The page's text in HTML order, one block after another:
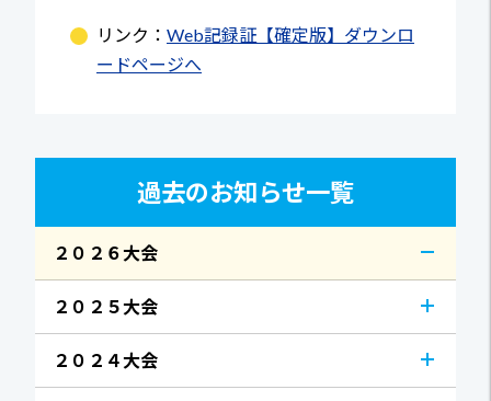
リンク： Web記録証【確定版】ダウンロ
ードページへ
過去のお知らせ一覧
２０２６大会
２０２５大会
２０２４大会